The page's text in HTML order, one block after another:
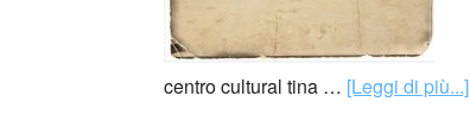
centro cultural tina … [Leggi di più...]